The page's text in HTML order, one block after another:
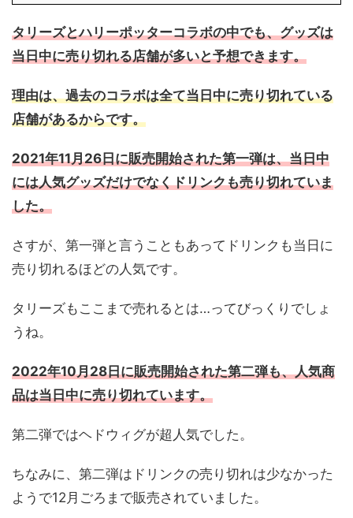
タリーズとハリーポッターコラボの中でも、グッズは
当日中に売り切れる店舗が多いと予想できます。
理由は、過去のコラボは全て当日中に売り切れている
店舗があるからです。
2021年11月26日に販売開始された第一弾は、当日中
には人気グッズだけでなくドリンクも売り切れていま
した。
さすが、第一弾と言うこともあってドリンクも当日に
売り切れるほどの人気です。
タリーズもここまで売れるとは…ってびっくりでしょ
うね。
2022年10月28日に販売開始された第二弾も、人気商
品は当日中に売り切れています。
第二弾ではヘドウィグが超人気でした。
ちなみに、第二弾はドリンクの売り切れは少なかった
ようで12月ごろまで販売されていました。